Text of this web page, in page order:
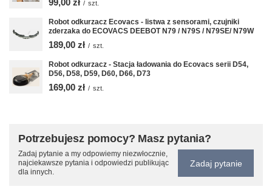
99,00 zł / szt.
Robot odkurzacz Ecovacs - listwa z sensorami, czujniki
zderzaka do ECOVACS DEEBOT N79 / N79S / N79SE/ N79W
189,00 zł / szt.
Robot odkurzacz - Stacja ładowania do Ecovacs serii D54,
D56, D58, D59, D60, D66, D73
169,00 zł / szt.
Potrzebujesz pomocy? Masz pytania?
Zadaj pytanie a my odpowiemy niezwłocznie,
najciekawsze pytania i odpowiedzi publikując
dla innych.
Zadaj pytanie